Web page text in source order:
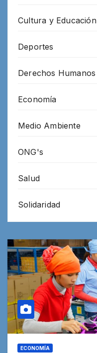
Cultura y Educación
Deportes
Derechos Humanos
Economía
Medio Ambiente
ONG's
Salud
Solidaridad
ECONOMÍA